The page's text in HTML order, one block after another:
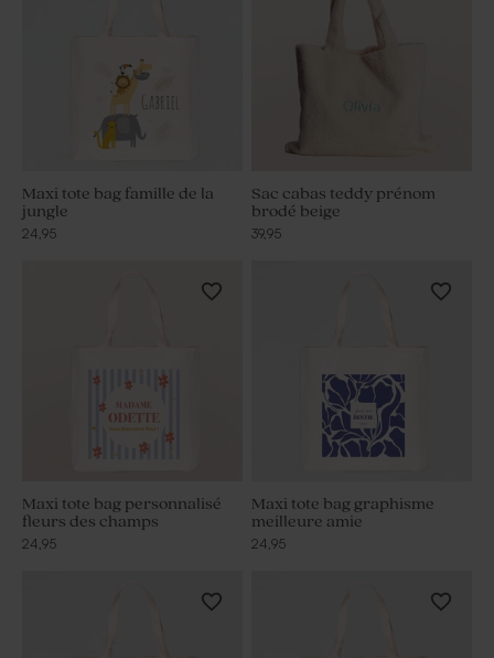
Maxi tote bag famille de la
jungle
24,95
Sac cabas teddy prénom
brodé beige
39,95
Maxi tote bag personnalisé
fleurs des champs
24,95
Maxi tote bag graphisme
meilleure amie
24,95